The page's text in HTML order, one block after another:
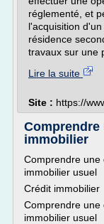
réglementé, et
l'acquisition
résidence
travaux sur une
Lire la suite
Site : https://
Comprendre
immobilier
Comprendre une
immobilier usuel
Crédit immobilier
Comprendre une
immobilier usuel